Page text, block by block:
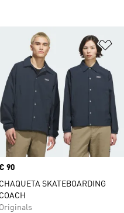
a la lista de deseos
90
CHAQUETA SKATEBOARDING
COACH
Originals